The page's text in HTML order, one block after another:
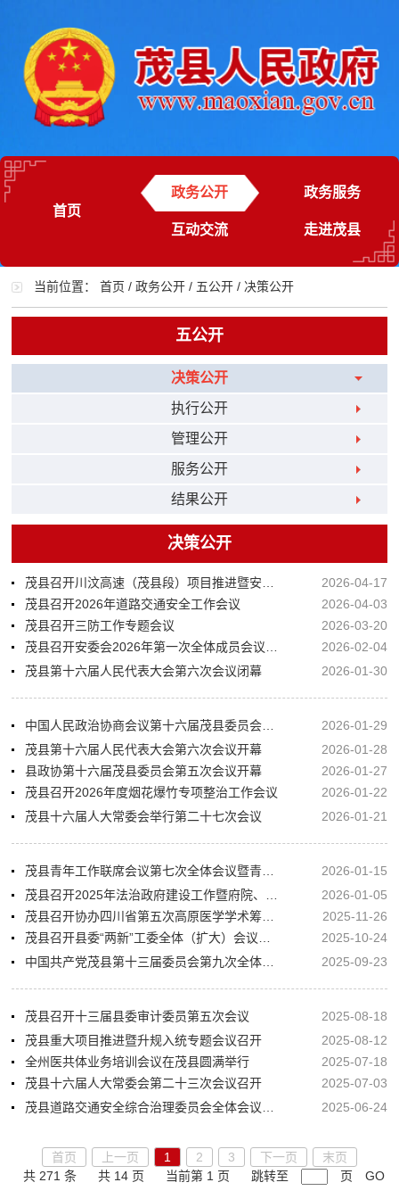
首页
政务公开 政务服务
互动交流 走进茂县
当前位置：首页 /政务公开 / 五公开 / 决策公开
五公开
决策公开
执行公开
管理公开
服务公开
结果公开
决策公开
2026-04-17
茂县召开2026年道路交通安全工作会议
2026-04-03
茂县召开三防工作专题会议
2026-03-20
2026-02-04
茂县第十六届人民代表大会第六次会议闭幕
2026-01-30
2026-01-29
茂县第十六届人民代表大会第六次会议开幕
2026-01-28
县政协第十六届茂县委员会第五次会议开幕
2026-01-27
茂县召开2026年度烟花爆竹专项整治工作会议
2026-01-22
茂县十六届人大常委会举行第二十七次会议
2026-01-21
2026-01-15
2026-01-05
2025-11-26
2025-10-24
2025-09-23
茂县召开十三届县委审计委员第五次会议
2025-08-18
茂县重大项目推进暨升规入统专题会议召开
2025-08-12
全州医共体业务培训会议在茂县圆满举行
2025-07-18
茂县十六届人大常委会第二十三次会议召开
2025-07-03
2025-06-24
首页 上一页 1 2 3 下一页
末页
共 271 条
共 14 页 当前第 1 页 跳转至 页 GO